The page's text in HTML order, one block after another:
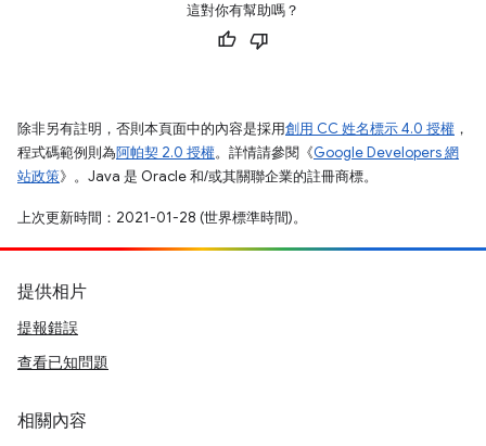
這對你有幫助嗎？
除非另有註明，否則本頁面中的內容是採用創用 CC 姓名標示 4.0 授權 ，
程式碼範例則為阿帕契 2.0 授權。詳情請參閱《Google Developers 網
站政策》。Java 是 Oracle 和/或其關聯企業的註冊商標。
上次更新時間：2021-01-28 (世界標準時間)。
提供相片
提報錯誤
查看已知問題
相關內容